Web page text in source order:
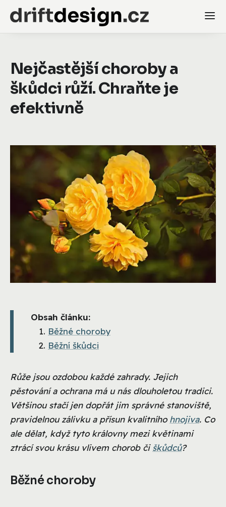
Nejčastější choroby a
škůdci růží. Chraňte je
efektivně
Obsah článku:
Běžné choroby
Běžní škůdci
Růže jsou ozdobou každé zahrady. Jejich
pěstování a ochrana má u nás dlouholetou tradici.
Většinou stačí jen dopřát jim správné stanoviště,
pravidelnou zálivku a přísun kvalitního hnojiva. Co
ale dělat, když tyto královny mezi květinami
ztrácí svou krásu vlivem chorob čiškůdců?
Běžné choroby